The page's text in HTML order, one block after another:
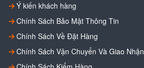
Ý kiến khách hàng
Chính Sách Bảo Mật Thông Tin
Chính Sách Về Đặt Hàng
Chính Sách Vận Chuyển Và Giao Nhận